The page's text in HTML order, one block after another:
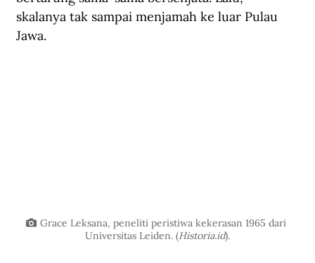
skalanya tak sampai menjamah ke luar Pulau
Jawa.
Grace Leksana, peneliti peristiwa kekerasan 1965 dari
Universitas Leiden. (Historia.id).